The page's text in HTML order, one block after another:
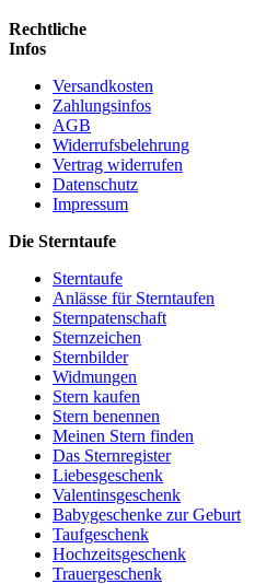
Rechtliche
Infos
Versandkosten
Zahlungsinfos
AGB
Widerrufsbelehrung
Vertrag widerrufen
Datenschutz
Impressum
Die Sterntaufe
Sterntaufe
Anlässe für Sterntaufen
Sternpatenschaft
Sternzeichen
Sternbilder
Widmungen
Stern kaufen
Stern benennen
Meinen Stern finden
Das Sternregister
Liebesgeschenk
Valentinsgeschenk
Babygeschenke zur Geburt
Taufgeschenk
Hochzeitsgeschenk
Trauergeschenk